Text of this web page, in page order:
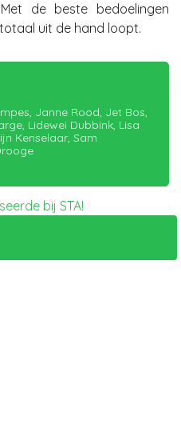
de beste bedoelingen
uit de hand loopt.
Janne Rood, Jet Bos,
Lidewei Dubbink, Lisa
Kenselaar, Sam